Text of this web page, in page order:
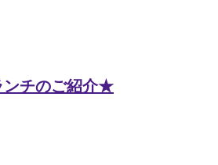
ンチのご紹介★